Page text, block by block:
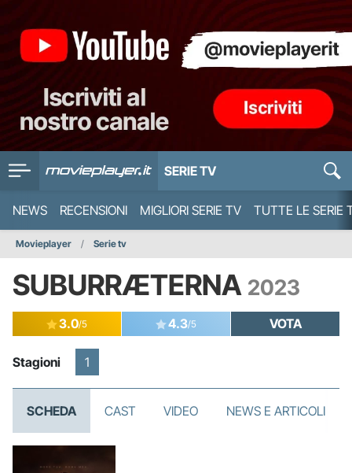
SERIE TV
NEWS RECENSIONI MIGLIORI SERIE TV TUTTE LE SERIE
Movieplayer Serie tv
SUBURRÆTERNA 2023
3.0/5 4.3/5 VOTA
Stagioni 1
SCHEDA CAST VIDEO NEWS E ARTICOLI